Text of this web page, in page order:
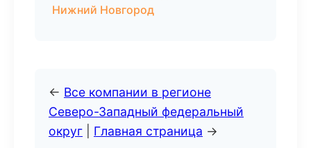
Нижний Новгород
← Все компании в регионе
Северо-Западный федеральный
округ
Главная страница →